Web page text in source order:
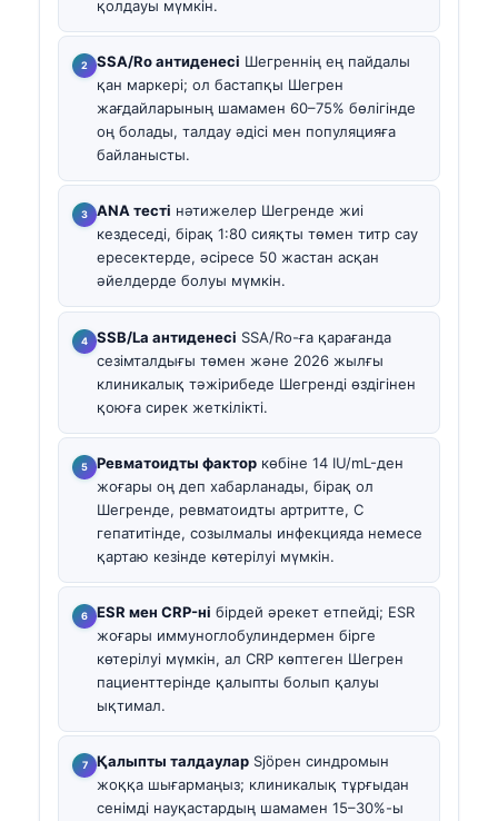
қолдауы мүмкін.
SSA/Ro антиденесі Шегреннің ең пайдалы
қан маркері; ол бастапқы Шегрен
жағдайларының шамамен 60–75% бөлігінде
оң болады, талдау әдісі мен популяцияға
байланысты.
ANA тесті нәтижелер Шегренде жиі
кездеседі, бірақ 1:80 сияқты төмен титр сау
ересектерде, әсіресе 50 жастан асқан
әйелдерде болуы мүмкін.
SSB/La антиденесі SSA/Ro-ға қарағанда
сезімталдығы төмен және 2026 жылғы
клиникалық тәжірибеде Шегренді өздігінен
қоюға сирек жеткілікті.
Ревматоидты фактор көбіне 14 IU/mL-ден
жоғары оң деп хабарланады, бірақ ол
Шегренде, ревматоидты артритте, С
гепатитінде, созылмалы инфекцияда немесе
қартаю кезінде көтерілуі мүмкін.
ESR мен CRP-ні бірдей әрекет етпейді; ESR
жоғары иммуноглобулиндермен бірге
көтерілуі мүмкін, ал CRP көптеген Шегрен
пациенттерінде қалыпты болып қалуы
ықтимал.
Қалыпты талдаулар Sjöрен синдромын
жоққа шығармаңыз; клиникалық тұрғыдан
сенімді науқастардың шамамен 15–30%-ы